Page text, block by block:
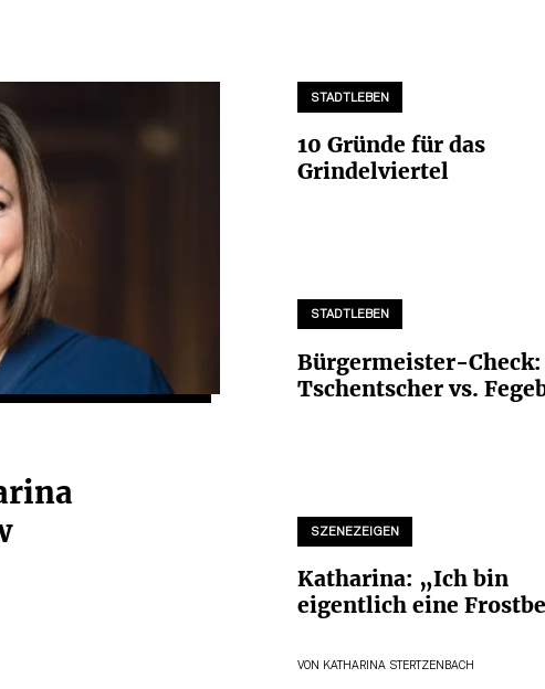
STADTLEBEN
10 Gründe für das
Grindelviertel
STADTLEBEN
Bürgermeister-Check:
Tschentscher vs.
SZENEZEIGEN
Katharina: „Ich bin
eigentlich eine
VON KATHARINA STERTZENBACH